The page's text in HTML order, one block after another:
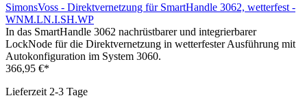
SimonsVoss - Direktvernetzung für SmartHandle 3062, wetterfest -
WNM.LN.I.SH.WP
In das SmartHandle 3062 nachrüstbarer und integrierbarer
LockNode für die Direktvernetzung in wetterfester Ausführung mit
Autokonfiguration im System 3060.
366,95 €*
Lieferzeit 2-3 Tage